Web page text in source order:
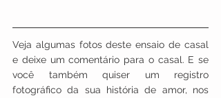
Veja algumas fotos deste ensaio de casal
e deixe um comentário para o casal. E se
você também quiser um registro
fotográfico da sua história de amor, nos